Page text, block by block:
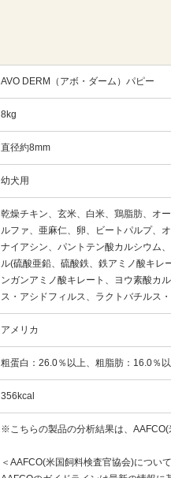
AVO DERM（アボ・ダーム）パピー
8kg
直径約8mm
幼犬用
乾燥チキン、玄米、白米、鶏脂肪、オ
ルファ、亜麻仁、卵、ビートパルプ、
ナイアシン、パントテン酸カルシウム
ル(硫酸亜鉛、硫酸鉄、鉄アミノ酸キレ
ンガンアミノ酸キレート、ヨウ素酸カ
ス・アシドフィルス、ラクトバチルス
アメリカ
粗蛋白：26.0％以上、粗脂肪：16.0％
356kcal
※こちらの製品の分析結果は、
＜AAFCO(米国飼料検査官協会)につい